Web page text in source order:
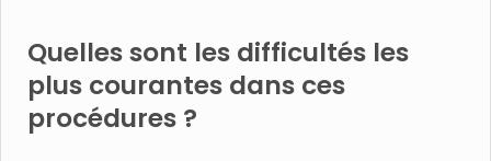
Quelles sont les difficultés les
plus courantes dans ces
procédures ?